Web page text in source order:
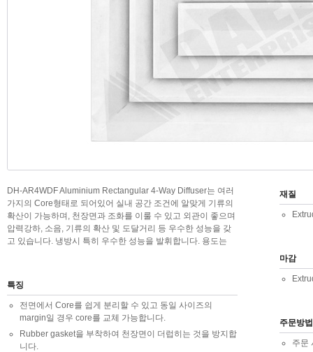
DH-AR4WDF Aluminium Rectangular 4-Way Diffuser는 여러
가지의 Core형태로 되어있어 실내 공간 조건에 알맞게 기류의
확산이 가능하며, 천장면과 조화를 이룰 수 있고 외관이 좋으며
압력강하, 소음, 기류의 확산 및 도달거리 등 우수한 성능을 갖
고 있습니다. 냉방시 특히 우수한 성능을 발휘합니다. 용도는
특징
전면에서 Core를 쉽게 분리할 수 있고 동일 사이즈의
margin일 경우 core를 교체 가능합니다.
Rubber gasket을 부착하여 천장면이 더럽히는 것을 방지합
니다.
재질
마감
주문방법
주문